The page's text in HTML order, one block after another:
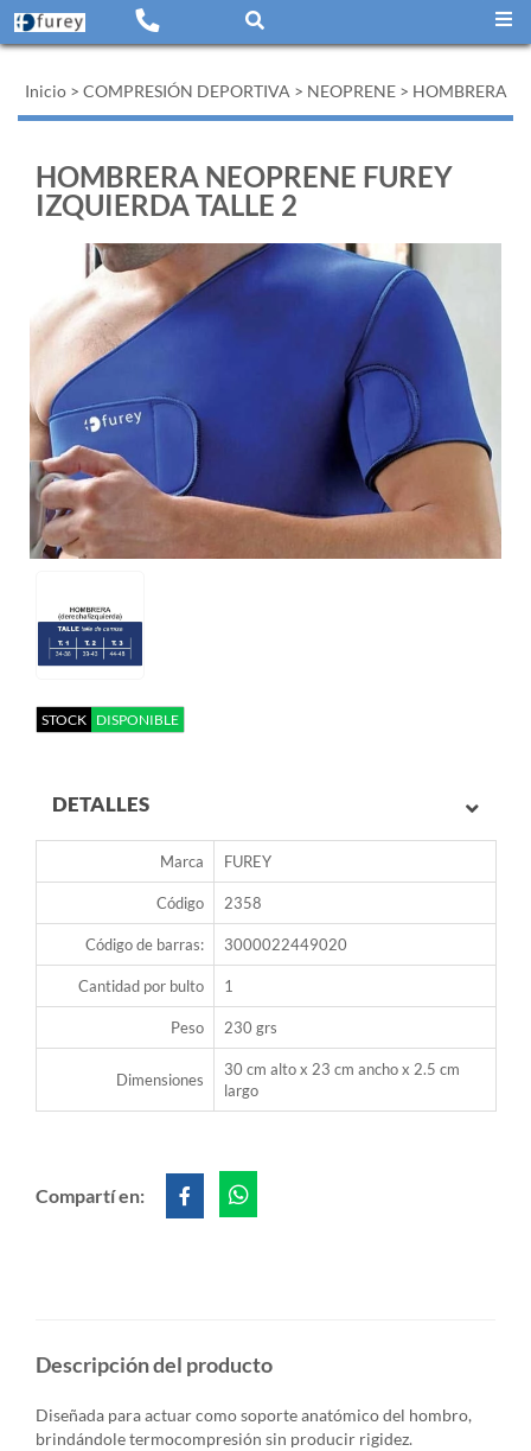
Inicio > COMPRESIÓN DEPORTIVA > NEOPRENE > HOMBRERA
HOMBRERA NEOPRENE FUREY
IZQUIERDA TALLE 2
STOCK DISPONIBLE
DETALLES
Marca FUREY
Código 2358
Código de barras: 3000022449020
Cantidad por bulto 1
Peso 230 grs
Dimensiones
30 cm alto x 23 cm ancho x 2.5 cm
largo
Compartí en:
Descripción del producto
Diseñada para actuar como soporte anatómico del hombro,
brindándole termocompresión sin producir rigidez.